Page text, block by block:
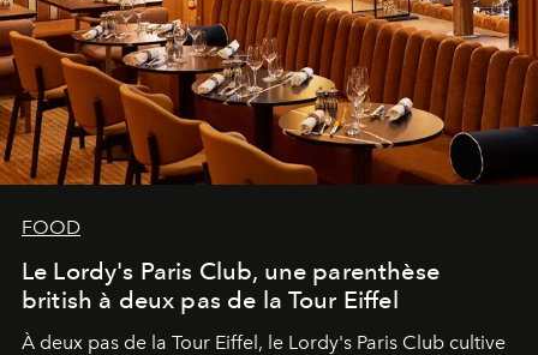
FOOD
Le Lordy's Paris Club, une parenthèse
british à deux pas de la Tour Eiffel
À deux pas de la Tour Eiffel, le Lordy's Paris Club cultive